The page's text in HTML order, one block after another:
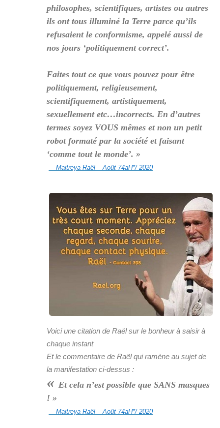
philosophes, scientifiques, artistes ou autres
ils ont tous illuminé la Terre parce qu’ils
refusaient le conformisme, appelé aussi de
nos jours ‘politiquement correct’.
Faites tout ce que vous pouvez pour être
politiquement, religieusement,
scientifiquement, artistiquement,
sexuellement etc…incorrects. En d’autres
termes soyez VOUS mêmes et non un petit
robot formaté par la société et faisant
‘comme tout le monde’. »
– Maitreya Raël – Août 74aH*/ 2020
Voici une citation de Raël sur le bonheur à saisir à
chaque instant
Et le commentaire de Raël qui ramène au sujet de
la manifestation ci-dessus :
« Et cela n’est possible que SANS masques
! »
– Maitreya Raël – Août 74aH*/ 2020